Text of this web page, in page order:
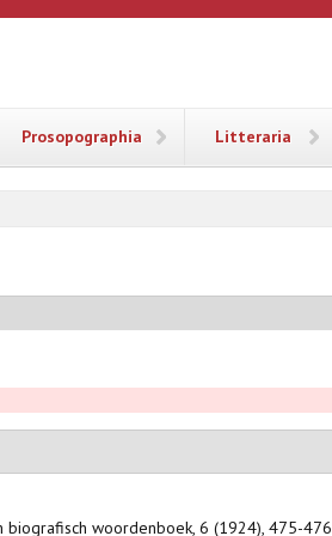
Prosopographia Litteraria
biografisch woordenboek, 6 (1924), 475-476